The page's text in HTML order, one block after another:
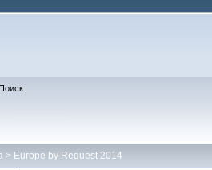
Поиск
> Europe by Request 2014